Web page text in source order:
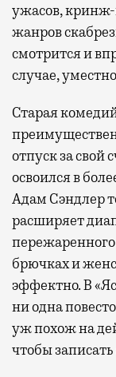
ужасов,
жанров
смотрится и
случае,
Старая
отпуск за свой
освоился в
Адам Сэндлер
расширяет
брючках и
эффектно. В
ни одна
уж похож на
чтобы